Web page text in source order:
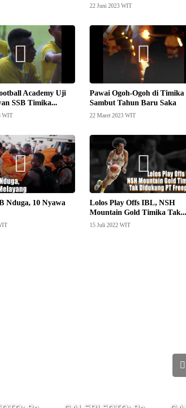
22 Juni 2023 WIT
Academy Uji
SSB Timika...
WIT
Pawai Ogoh-Ogoh di Timika
Sambut Tahun Baru Saka
22 Maret 2023 WIT
Nduga, 10 Nyawa
Lolos Play Offs IBL, NSH
Mountain Gold Timika Tak...
15 Juli 2022 WIT